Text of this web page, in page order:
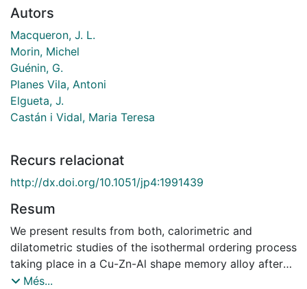
Autors
Macqueron, J. L.
Morin, Michel
Guénin, G.
Planes Vila, Antoni
Elgueta, J.
Castán i Vidal, Maria Teresa
Recurs relacionat
http://dx.doi.org/10.1051/jp4:1991439
Resum
We present results from both, calorimetric and
dilatometric studies of the isothermal ordering process
taking place in a Cu-Zn-Al shape memory alloy after
quenches from Tq temperatures ranging from 350 K to
Més...